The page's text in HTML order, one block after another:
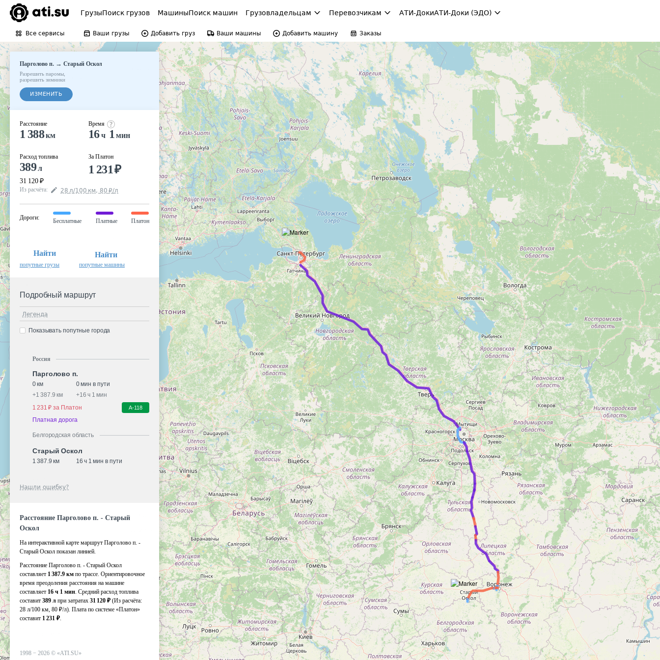
ГрузыПоиск грузов МашиныПоиск машин Грузовладельцам Перевозчикам АТИ-ДокиАТИ-Доки (ЭДО)
Все сервисы Ваши грузы Добавить груз Ваши машины Добавить машину Заказы
Парголово п.→ Старый Оскол
Разрешить паромы
разрешить зимники
ИЗМЕНИТЬ
Расстояние
1 388км
Расход топлива
389л
31 120 ₽
Время
16ч 1 мин
За Платон
1 231₽
Из расчёта: 28 л/100 км, 80 ₽/л
Дороги:
Бесплатные Платные Платон
Найти
попутные грузы
Найти
попутные машины
Подробный маршрут
Легенда
Показывать попутные города
Россия
Парголово п.
0 км
0 мин в пути
+1 387.9 км +16 ч 1 мин
1 231 ₽ за Платон
А-118
Платная дорога
Белгородская область
Старый Оскол
1 387.9 км 16 ч 1 мин в пути
Нашли ошибку?
Расстояние Парголово п. - Старый
Оскол
На интерактивной карте маршрут Парголово п. -
Старый Оскол показан линией.
Расстояние Парголово п. - Старый Оскол
составляет 1 387.9 км по трассе. Ориентировочное
время преодоления расстояния на машине
составляет 16 ч 1 мин. Средний расход топлива
составит 389 л при затратах 31 120 ₽ (Из расчёта:
28 л/100 км, 80 ₽/л). Плата по системе «Платон»
составит 1 231 ₽.
1998 − 2026 © «ATI.SU»